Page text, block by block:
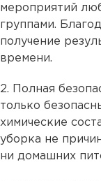
мероприятий
группами.
получение
времени.
2. Полная
только
химические
уборка не
ни домашних